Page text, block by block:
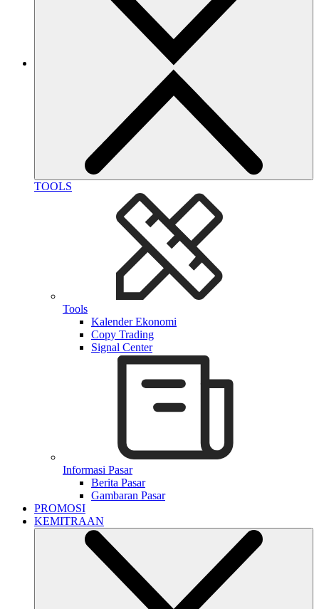
TOOLS
Tools
Kalender Ekonomi
Copy Trading
Signal Center
Informasi Pasar
Berita Pasar
Gambaran Pasar
PROMOSI
KEMITRAAN